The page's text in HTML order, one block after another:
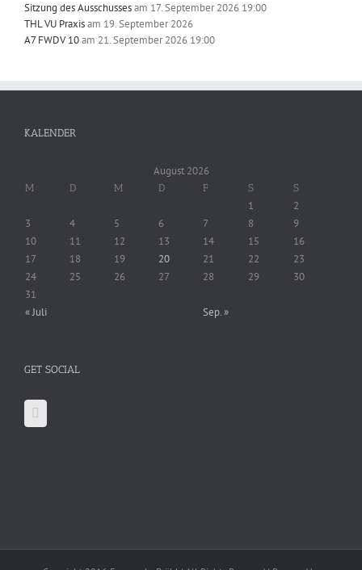
Sitzung des Ausschussesam 17. September 2026 19:00
THL VU Praxisam 19. September 2026
A7 FWDV 10am 21. September 2026 19:00
KALENDER
August 2026
M D M D F S S
1
2
3
4 5 6 7 8
9
10
11 12 13 14 15
16
17
18 19 20 21 22
23
24
25 26 27 28 29
30
31
« Juli
Sep. »
GET SOCIAL